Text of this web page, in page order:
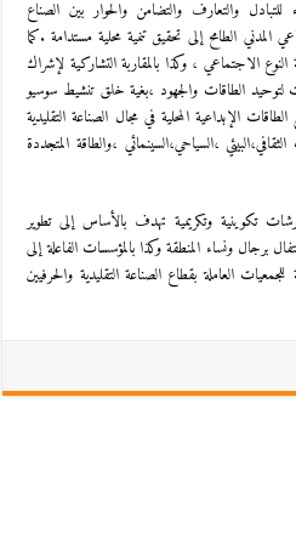
والتعارف والتضامن والحوار بين الصناع
المدني الطامح إلى تحقيق تنمية محلية مستدامة .كما
الاجتماعي ، وكذا بالمقاربة التشاركية لإشراك
لتوحيد الطاقات والجهود ،بغية خلق تنشيط سوسيو
الإبداعية المحلية في مجال الصناعة التقليدية
،السياحي،السينمائي ،والطاقة المتجددة
تكوينية وتكريمية تهدف بالأساس إلى تطوير
برجال ونساء المنطقة وكذا بالمؤسسات الفاعلة إلى
العاملة بقطاع الصناعة التقليدية والحرفيين